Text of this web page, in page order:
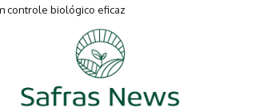
biológico eficaz